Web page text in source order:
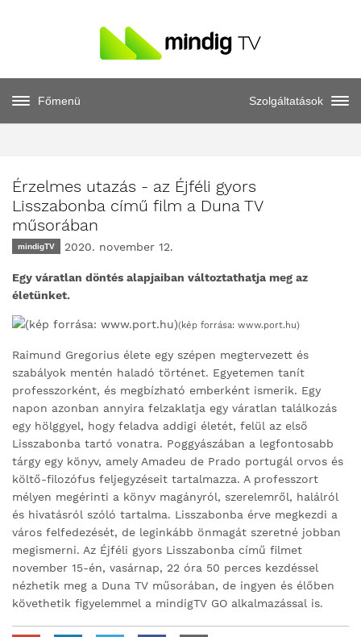
Főmenü Szolgáltatások
Érzelmes utazás - az Éjféli gyors
Lisszabonba című film a Duna TV
műsorában
mindigTV 2020. november 12.
Egy váratlan döntés alapjaiban változtathatja meg az
életünket.
(kép forrása: www.port.hu)
Raimund Gregorius élete egy szépen megtervezett és
szabályok mentén haladó történet. Egyetemen tanít
professzorként, és megbízható emberként ismerik. Egy
napon azonban annyira felzaklatja egy váratlan találkozás
egy hölggyel, hogy feladva addigi életét, felül az első
Lisszabonba tartó vonatra. Poggyászában a legfontosabb
tárgy egy könyv, amely Amadeu de Prado portugál orvos és
költő-filozófus feljegyzéseit tartalmazza. A professzort
mélyen megérinti a könyv magányról, szerelemről, halálról
és hivatásról szóló tartalma. Lisszabonba érve megkezdi a
város felfedezését, de leginkább önmagát szeretné jobban
megismerni. Az Éjféli gyors Lisszabonba című filmet
november 15-én, vasárnap, 22 óra 50 perces kezdéssel
nézhetik meg a Duna TV műsorában, de ingyen és élőben
követhetik figyelemmel a mindigTV GO alkalmazással is.